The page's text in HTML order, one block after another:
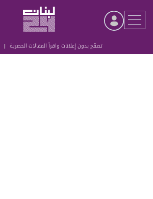
تصفّح بدون إعلانات واقرأ المقالات الحصرية |
Advertisement